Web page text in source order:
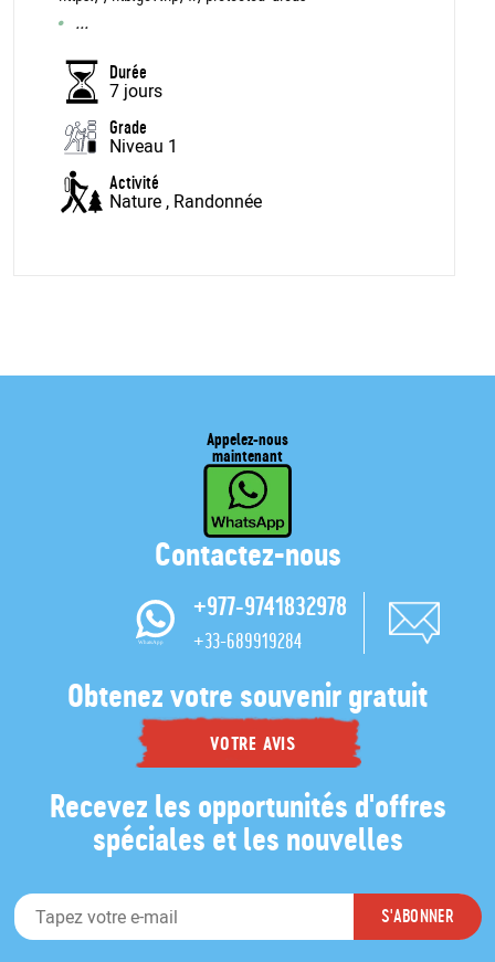
...
Durée
7 jours
Grade
Niveau 1
Activité
Nature , Randonnée
Appelez-nous
maintenant
Contactez-nous
+977-9741832978
+33-689919284
Obtenez votre souvenir gratuit
VOTRE AVIS
Recevez les opportunités d'offres
spéciales et les nouvelles
E
-
m
S'ABONNER